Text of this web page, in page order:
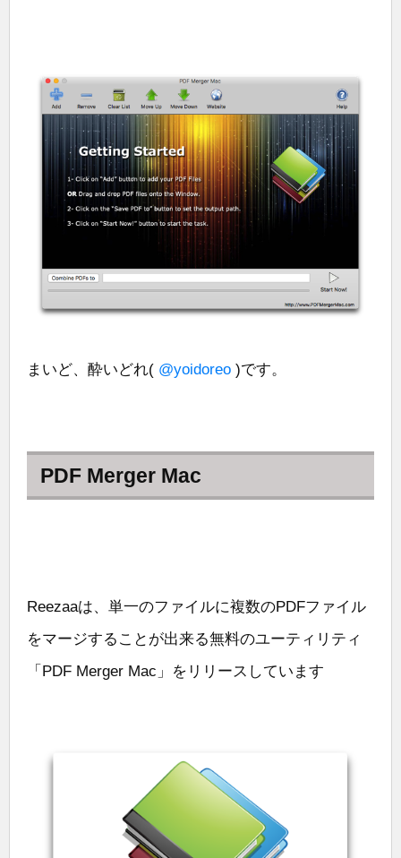
まいど、酔いどれ( @yoidoreo )です。
PDF Merger Mac
Reezaaは、単一のファイルに複数のPDFファイル
をマージすることが出来る無料のユーティリティ
「PDF Merger Mac」をリリースしています